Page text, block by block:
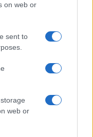
on web or
sent to
web or
útiles para